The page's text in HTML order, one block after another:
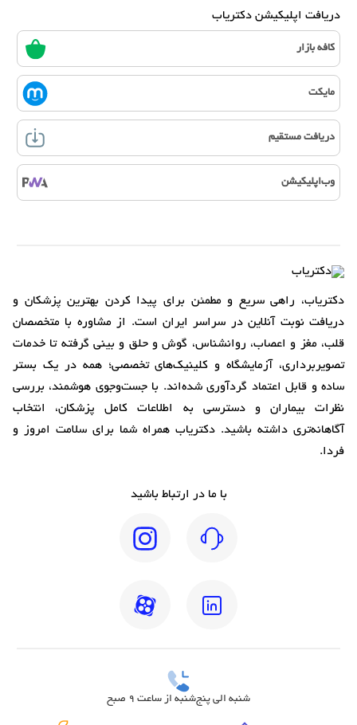
دریافت اپلیکیشن دکتریاب
کافه بازار
مایکت
دریافت مستقیم
وب‌اپلیکیشن
دکتریاب، راهی سریع و مطمئن برای پیدا کردن بهترین پزشکان و
دریافت نوبت آنلاین در سراسر ایران است. از مشاوره با متخصصان
قلب، مغز و اعصاب، روانشناس، گوش و حلق و بینی گرفته تا خدمات
تصویربرداری، آزمایشگاه و کلینیک‌های تخصصی؛ همه در یک بستر
ساده و قابل اعتماد گردآوری شده‌اند. با جست‌وجوی هوشمند، بررسی
نظرات بیماران و دسترسی به اطلاعات کامل پزشکان، انتخاب
آگاهانه‌تری داشته باشید. دکتریاب همراه شما برای سلامت امروز و
فردا.
با ما در ارتباط باشید
شنبه الی پنج‌شنبه از ساعت 9 صبح